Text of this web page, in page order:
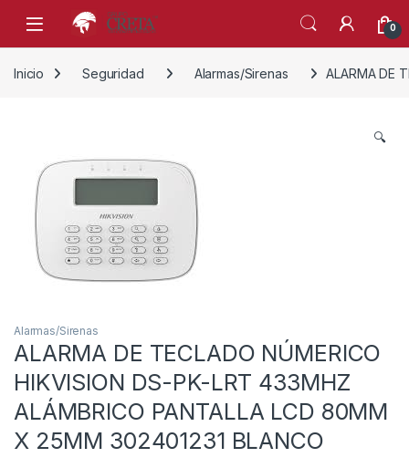
Skip to navigation
Skip to content
0
Inicio Seguridad Alarmas/Sirenas ALARMA DE
🔍
Alarmas/Sirenas
ALARMA DE TECLADO NÚMERICO
HIKVISION DS-PK-LRT 433MHZ
ALÁMBRICO PANTALLA LCD 80MM
X 25MM 302401231 BLANCO